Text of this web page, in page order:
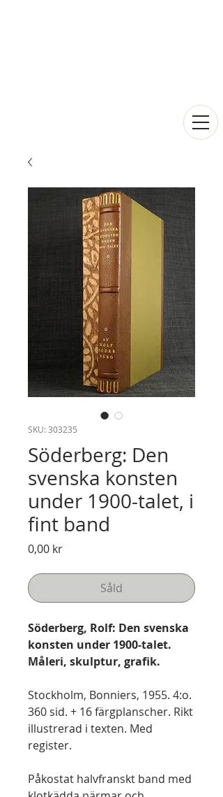
SKU: 303235
Söderberg: Den
svenska konsten
under 1900-talet, i
fint band
0,00 krPris
Såld
Söderberg, Rolf: Den svenska
konsten under 1900-talet.
Måleri, skulptur, grafik.
Stockholm, Bonniers, 1955. 4:o.
360 sid. + 16 färgplanscher. Rikt
illustrerad i texten. Med
register.
Påkostat halvfranskt band med